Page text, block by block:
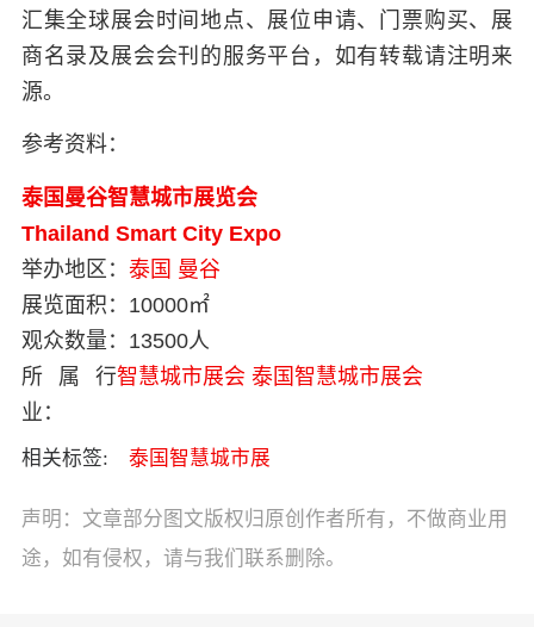
汇集全球展会时间地点、展位申请、门票购买、展
商名录及展会会刊的服务平台，如有转载请注明来
源。
参考资料：
泰国曼谷智慧城市展览会
Thailand Smart City Expo
举办地区： 泰国 曼谷
展览面积： 10000㎡
观众数量： 13500人
所属行
业：
智慧城市展会 泰国智慧城市展会
相关标签: 泰国智慧城市展
声明：文章部分图文版权归原创作者所有，不做商业用
途，如有侵权，请与我们联系删除。